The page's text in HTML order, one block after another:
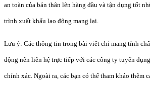
an toàn của bản thân lên hàng đầu và tận dụng tốt
trình xuất khẩu lao động mang lại.
Lưu ý: Các thông tin trong bài viết chỉ mang tính
động nên liên hệ trực tiếp với các công ty tuyển
chính xác. Ngoài ra, các bạn có thể tham khảo thêm